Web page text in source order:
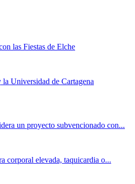
las Fiestas de Elche
Universidad de Cartagena
un proyecto subvencionado con...
corporal elevada, taquicardia o...